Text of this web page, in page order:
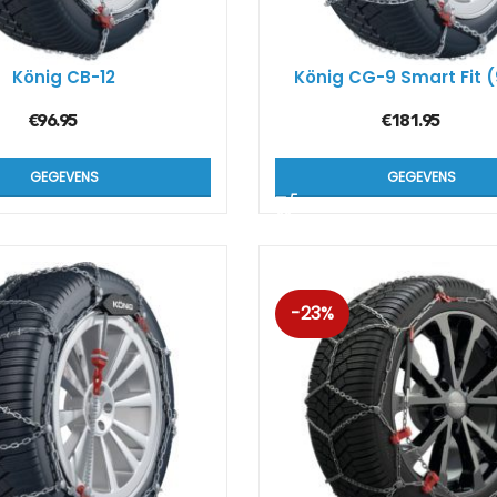
König CB-12
€96.95
GEGEVENS
König CG-9 Smart Fit
€181.95
GEGEVENS
-23%